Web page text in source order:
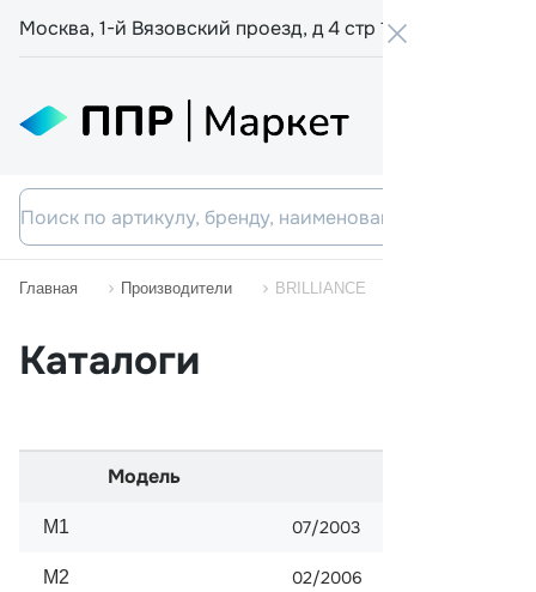
Москва, 1-й Вязовский проезд, д 4 стр 19
Главная Производители BRILLIANCE
Каталоги
Модель
M1 07/2003
M2 02/2006